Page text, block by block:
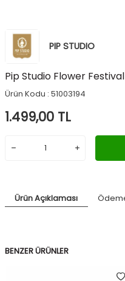
PIP STUDIO
Pip Studio Flower Festival
Ürün Kodu : 51003194
1.499,00 TL
Ürün Açıklaması
BENZER ÜRÜNLER